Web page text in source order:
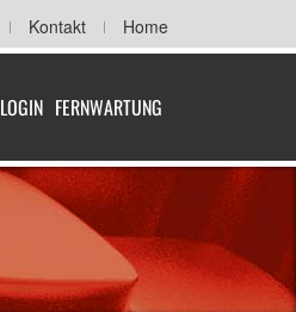
Kontakt Home
LOGIN FERNWARTUNG